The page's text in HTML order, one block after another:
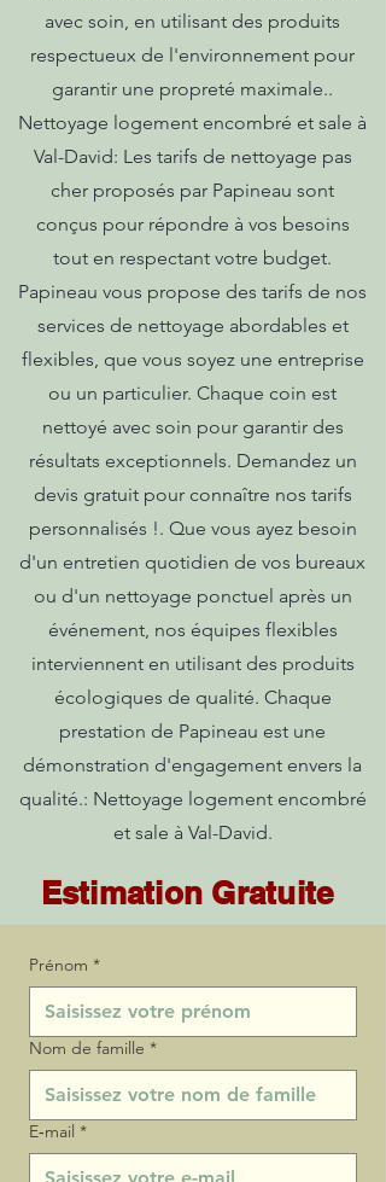
avec soin, en utilisant des produits
respectueux de l'environnement pour
garantir une propreté maximale..
Nettoyage logement encombré et sale à
Val-David: Les tarifs de nettoyage pas
cher proposés par Papineau sont
conçus pour répondre à vos besoins
tout en respectant votre budget.
Papineau vous propose des tarifs de nos
services de nettoyage abordables et
flexibles, que vous soyez une entreprise
ou un particulier. Chaque coin est
nettoyé avec soin pour garantir des
résultats exceptionnels. Demandez un
devis gratuit pour connaître nos tarifs
personnalisés !. Que vous ayez besoin
d'un entretien quotidien de vos bureaux
ou d'un nettoyage ponctuel après un
événement, nos équipes flexibles
interviennent en utilisant des produits
écologiques de qualité. Chaque
prestation de Papineau est une
démonstration d'engagement envers la
qualité.: Nettoyage logement encombré
et sale à Val-David.
Estimation Gratuite
Prénom *
Nom de famille *
E‑mail *